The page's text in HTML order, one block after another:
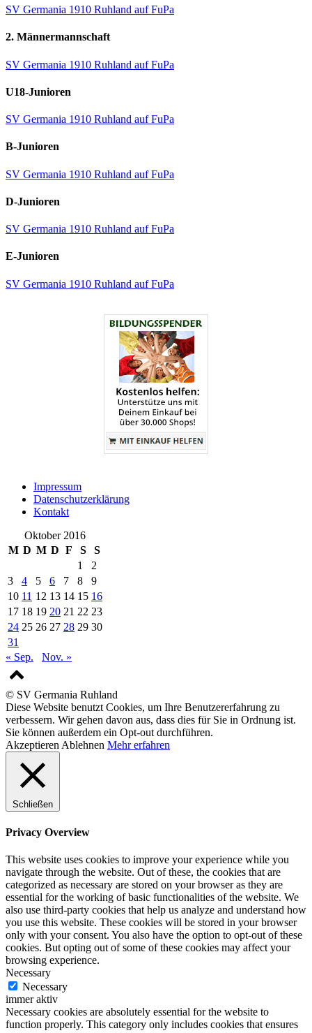
SV Germania 1910 Ruhland auf FuPa
2. Männermannschaft
SV Germania 1910 Ruhland auf FuPa
U18-Junioren
SV Germania 1910 Ruhland auf FuPa
B-Junioren
SV Germania 1910 Ruhland auf FuPa
D-Junioren
SV Germania 1910 Ruhland auf FuPa
E-Junioren
SV Germania 1910 Ruhland auf FuPa
Impressum
Datenschutzerklärung
Kontakt
Oktober 2016
M D M D F S
S
1
2
3
4 5 6 7 8
9
10 11 12 13 14 15 16
17 18 19 20 21 22 23
24 25 26 27 28 29 30
31
« Sep.
Nov. »
© SV Germania Ruhland
Diese Website benutzt Cookies, um Ihre Benutzererfahrung zu
verbessern. Wir gehen davon aus, dass dies für Sie in Ordnung ist.
Sie können außerdem ein Opt-out durchführen.
Akzeptieren Ablehnen Mehr erfahren
Schließen
Privacy Overview
This website uses cookies to improve your experience while you
navigate through the website. Out of these, the cookies that are
categorized as necessary are stored on your browser as they are
essential for the working of basic functionalities of the website. We
also use third-party cookies that help us analyze and understand how
you use this website. These cookies will be stored in your browser
only with your consent. You also have the option to opt-out of these
cookies. But opting out of some of these cookies may affect your
browsing experience.
Necessary
Necessary
immer aktiv
Necessary cookies are absolutely essential for the website to
function properly. This category only includes cookies that ensures